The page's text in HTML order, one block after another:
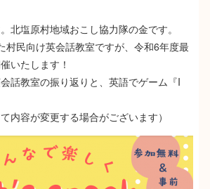
北塩原村地域おこし協力隊の金です。
村民向け英会話教室ですが、令和6年度最
いたします！
話教室の振り返りと、英語でゲーム『I
内容が変更する場合がございます）